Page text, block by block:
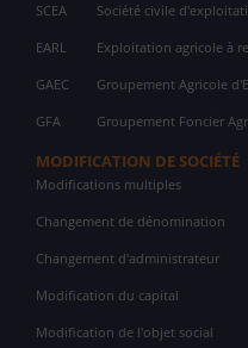
SCEA Société civile
EARL Exploitation agricole à
GAEC Groupement Agricole
GFA Groupement Foncier
MODIFICATION DE SOCIÉTÉ
Modifications multiples
Changement de dénomination
Changement d'administrateur
Modification du capital
Modification de l'objet social